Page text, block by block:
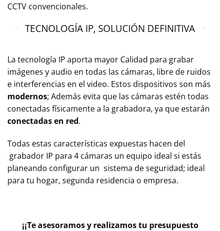
CCTV convencionales.
TECNOLOGÍA IP, SOLUCIÓN DEFINITIVA
La tecnología IP aporta mayor Calidad para grabar
imágenes y audio en todas las cámaras, libre de ruidos
e interferencias en el video. Estos dispositivos son más
modernos; Además evita que las cámaras estén todas
conectadas físicamente a la grabadora, ya que estarán
conectadas en red.
Todas estas características expuestas hacen del
grabador IP para 4 cámaras un equipo ideal si estás
planeando configurar un sistema de seguridad; ideal
para tu hogar, segunda residencia o empresa.
¡¡Te asesoramos y realizamos tu presupuesto